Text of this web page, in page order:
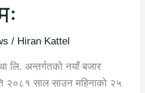
/ Hiran Kattel
लि. अन्तर्गतको नयाँ बजार
२०८१ साल साउन महिनाको २५